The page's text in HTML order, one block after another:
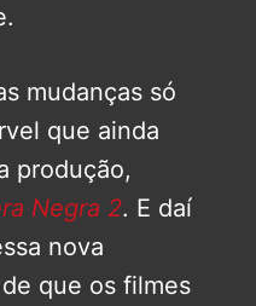
mudanças só
que ainda
produção,
Negra 2. E daí
nova
que os filmes